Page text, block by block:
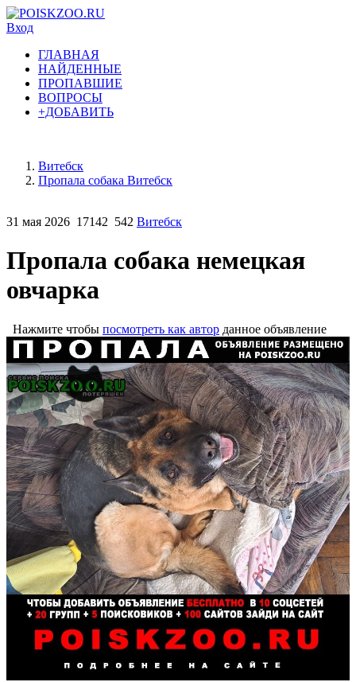
Вход
ГЛАВНАЯ
НАЙДЕННЫЕ
ПРОПАВШИЕ
ВОПРОСЫ
+ДОБАВИТЬ
Витебск
Пропала собака Витебск
31 мая 2026 17142 542 Витебск
Пропала собака немецкая
овчарка
Нажмите чтобы посмотреть как автор данное объявление